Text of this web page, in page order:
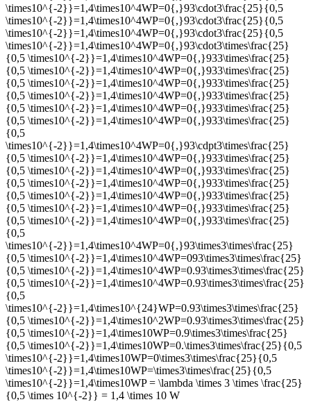
\times10^{-2}}=1,4\times10^4WP=0{,}93\cdot3\frac{25}{0,5
\times10^{-2}}=1,4\times10^4WP=0{,}93\cdot3\frac{25}{0,5
\times10^{-2}}=1,4\times10^4WP=0{,}93\cdot3\frac{25}{0,5
\times10^{-2}}=1,4\times10^4WP=0{,}93\cdot3\times\frac{25}
{0,5 \times10^{-2}}=1,4\times10^4WP=0{,}933\times\frac{25}
{0,5 \times10^{-2}}=1,4\times10^4WP=0{,}933\times\frac{25}
{0,5 \times10^{-2}}=1,4\times10^4WP=0{,}933\times\frac{25}
{0,5 \times10^{-2}}=1,4\times10^4WP=0{,}933\times\frac{25}
{0,5 \times10^{-2}}=1,4\times10^4WP=0{,}933\times\frac{25}
{0,5 \times10^{-2}}=1,4\times10^4WP=0{,}933\times\frac{25}
{0,5
\times10^{-2}}=1,4\times10^4WP=0{,}93\cdpt3\times\frac{25}
{0,5 \times10^{-2}}=1,4\times10^4WP=0{,}933\times\frac{25}
{0,5 \times10^{-2}}=1,4\times10^4WP=0{,}933\times\frac{25}
{0,5 \times10^{-2}}=1,4\times10^4WP=0{,}933\times\frac{25}
{0,5 \times10^{-2}}=1,4\times10^4WP=0{,}933\times\frac{25}
{0,5 \times10^{-2}}=1,4\times10^4WP=0{,}933\times\frac{25}
{0,5 \times10^{-2}}=1,4\times10^4WP=0{,}933\times\frac{25}
{0,5
\times10^{-2}}=1,4\times10^4WP=0{,}93\times3\times\frac{25}
{0,5 \times10^{-2}}=1,4\times10^4WP=093\times3\times\frac{25}
{0,5 \times10^{-2}}=1,4\times10^4WP=0.93\times3\times\frac{25}
{0,5 \times10^{-2}}=1,4\times10^4WP=0.93\times3\times\frac{25}
{0,5
\times10^{-2}}=1,4\times10^{24}WP=0.93\times3\times\frac{25}
{0,5 \times10^{-2}}=1,4\times10^2WP=0.93\times3\times\frac{25}
{0,5 \times10^{-2}}=1,4\times10WP=0.9\times3\times\frac{25}
{0,5 \times10^{-2}}=1,4\times10WP=0.\times3\times\frac{25}{0,5
\times10^{-2}}=1,4\times10WP=0\times3\times\frac{25}{0,5
\times10^{-2}}=1,4\times10WP=\times3\times\frac{25}{0,5
\times10^{-2}}=1,4\times10WP = \lambda \times 3 \times \frac{25}
{0,5 \times 10^{-2}} = 1,4 \times 10 W